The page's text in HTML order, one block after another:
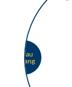
Pulau
Pinang